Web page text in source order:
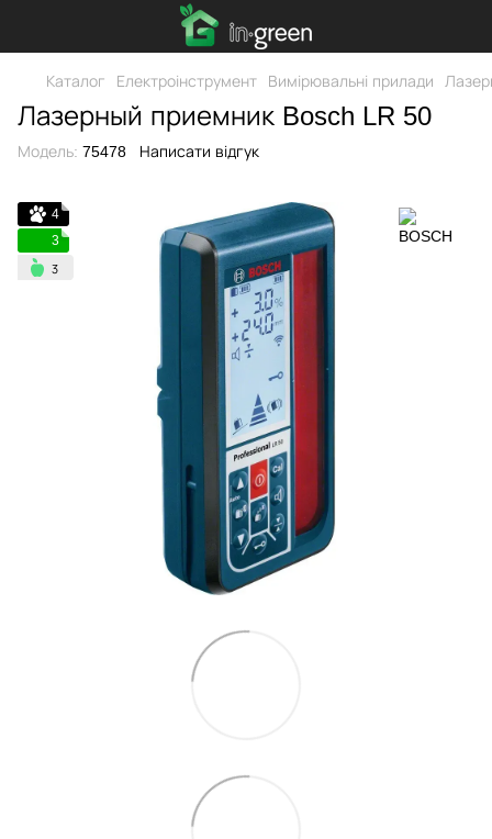
Каталог Електроінструмент Вимірювальні прилади
Лазерный приемник Bosch LR 50
Модель: 75478 Написати відгук
4
3